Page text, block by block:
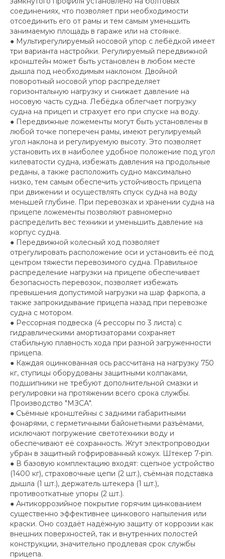
соединениях, что позволяет при необходимости
отсоединить его от рамы и тем самым уменьшить
занимаемую площадь в гараже или на стоянке.
● Мультирегулируемый носовой упор с лебёдкой имеет
три варианта настройки. Регулируемый передвижной
кронштейн может быть установлен в любом месте
дышла под необходимым наклоном. Двойной
поворотный носовой упор распределяет
горизонтальную нагрузку и снижает давление на
носовую часть судна. Лебёдка облегчает погрузку
судна на прицеп и страхует его при спуске на воду.
● Передвижные ложементы могут быть установлены в
любой точке поперечен рамы, имеют регулируемый
угол наклона и регулируемую высоту. Это позволяет
установить их в наиболее удобное положение под угол
килеватости судна, избежать давления на продольные
реданы, а также расположить судно максимально
низко, тем самым обеспечить устойчивость прицепа
при движении и осуществлять спуск судна на воду
меньшей глубине. При перевозках и хранении судна на
прицепе ложементы позволяют равномерно
распределить вес техники и уменьшить давление на
корпус судна.
● Передвижной колесный ход позволяет
отрегулировать расположение оси и установить её под
центром тяжести перевозимого судна. Правильное
распределение нагрузки на прицепе обеспечивает
безопасность перевозок, позволяет избежать
превышения допустимой нагрузки на шар фаркопа, а
также запрокидывание прицепа назад при перевозке
судна с мотором.
● Рессорная подвеска (4 рессоры по 3 листа) с
гидравлическими амортизаторами сохраняет
стабильную плавность хода при разной загруженности
прицепа.
● Каждая оцинкованная ось рассчитана на нагрузку 750
кг, ступицы оборудованы защитными колпаками,
подшипники не требуют дополнительной смазки и
регулировки на протяжении всего срока службы.
Производство "МЗСА".
● Съёмные кронштейны с задними габаритными
фонарями, с герметичными байонетными разъёмами,
исключают погружение светотехники воду и
обеспечивают её сохранность. Жгут электропроводки
убран в защитный гофрированный кожух. Штекер 7-pin.
● В базовую комплектацию входят: сцепное устройство
(1400 кг), страховочные цепи (2 шт.), съёмная подставка
дышла (1 шт.), держатель штекера (1 шт.),
противооткатные упоры (2 шт.).
● Антикоррозийное покрытие горячим цинкованием
существенно эффективнее цинкового напыления или
краски. Оно создаёт надёжную защиту от коррозии как
внешних поверхностей, так и внутренних полостей
конструкции, значительно продлевая срок службы
прицепа.